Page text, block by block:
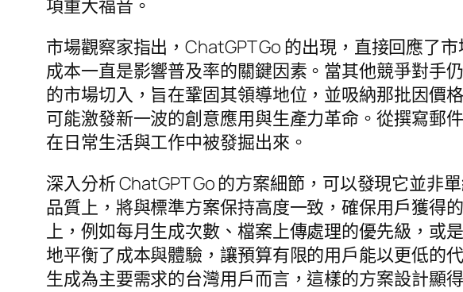
項重大福音。
市場觀察家指出，ChatGPT Go 的出現，直接回應了
成本一直是影響普及率的關鍵因素。當其他競爭對手
的市場切入，旨在鞏固其領導地位，並吸納那批因價
可能激發新一波的創意應用與生產力革命。從撰寫郵
在日常生活與工作中被發掘出來。
深入分析 ChatGPT Go 的方案細節，可以發現它並非
品質上，將與標準方案保持高度一致，確保用戶獲得
上，例如每月生成次數、檔案上傳處理的優先級，或
地平衡了成本與體驗，讓預算有限的用戶能以更低的
生成為主要需求的台灣用戶而言，這樣的方案設計顯